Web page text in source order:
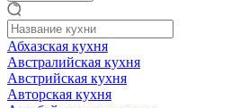
Абхазская кухня
Австралийская кухня
Австрийская кухня
Авторская кухня